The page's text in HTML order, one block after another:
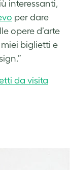
interessanti,
per dare
opere d’arte
biglietti e
.”
da visita